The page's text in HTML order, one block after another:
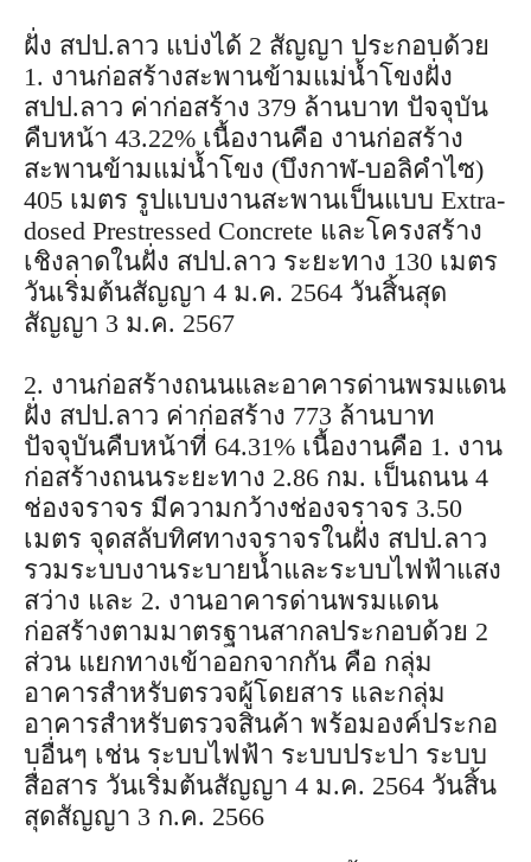
ฝั่ง สปป.ลาว แบ่งได้ 2 สัญญา ประกอบด้วย
1. งานก่อสร้างสะพานข้ามแม่น้ำโขงฝั่ง
สปป.ลาว ค่าก่อสร้าง 379 ล้านบาท ปัจจุบัน
คืบหน้า 43.22% เนื้องานคือ งานก่อสร้าง
สะพานข้ามแม่น้ำโขง (บึงกาฬ-บอลิคำไซ)
405 เมตร รูปแบบงานสะพานเป็นแบบ Extra-
dosed Prestressed Concrete และโครงสร้าง
เชิงลาดในฝั่ง สปป.ลาว ระยะทาง 130 เมตร
วันเริ่มต้นสัญญา 4 ม.ค. 2564 วันสิ้นสุด
สัญญา 3 ม.ค. 2567
2. งานก่อสร้างถนนและอาคารด่านพรมแดน
ฝั่ง สปป.ลาว ค่าก่อสร้าง 773 ล้านบาท
ปัจจุบันคืบหน้าที่ 64.31% เนื้องานคือ 1. งาน
ก่อสร้างถนนระยะทาง 2.86 กม. เป็นถนน 4
ช่องจราจร มีความกว้างช่องจราจร 3.50
เมตร จุดสลับทิศทางจราจรในฝั่ง สปป.ลาว
รวมระบบงานระบายน้ำและระบบไฟฟ้าแสง
สว่าง และ 2. งานอาคารด่านพรมแดน
ก่อสร้างตามมาตรฐานสากลประกอบด้วย 2
ส่วน แยกทางเข้าออกจากกัน คือ กลุ่ม
อาคารสำหรับตรวจผู้โดยสาร และกลุ่ม
อาคารสำหรับตรวจสินค้า พร้อมองค์ประกอ
บอื่นๆ เช่น ระบบไฟฟ้า ระบบประปา ระบบ
สื่อสาร วันเริ่มต้นสัญญา 4 ม.ค. 2564 วันสิ้น
สุดสัญญา 3 ก.ค. 2566